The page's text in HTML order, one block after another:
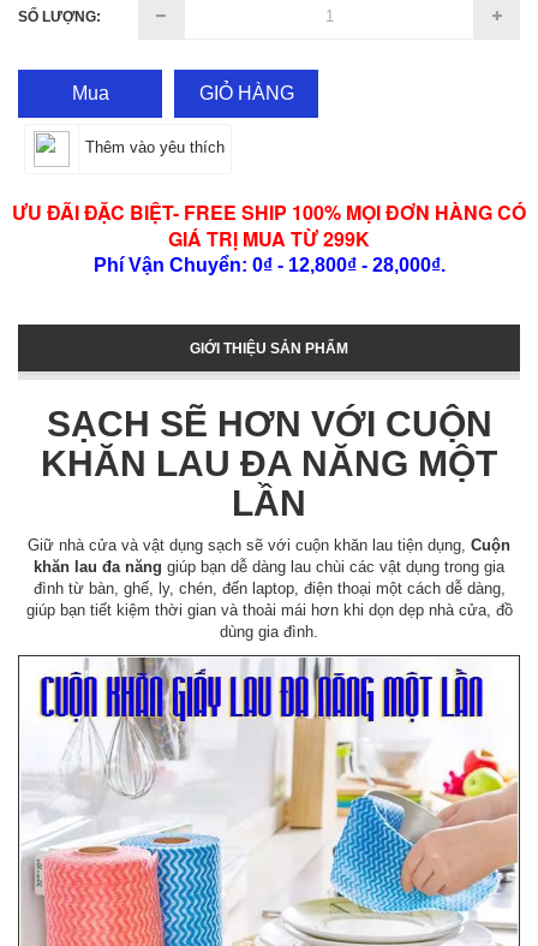
SỐ LƯỢNG:
Mua GIỎ HÀNG
Thêm vào yêu thích
ƯU ĐÃI ĐẶC BIỆT- FREE SHIP 100% MỌI ĐƠN HÀNG CÓ
GIÁ TRỊ MUA TỪ 299K
Phí Vận Chuyển: 0₫ - 12,800₫ - 28,000₫.
GIỚI THIỆU SẢN PHẨM
SẠCH SẼ HƠN VỚI CUỘN
KHĂN LAU ĐA NĂNG MỘT
LẦN
Giữ nhà cửa và vật dụng sạch sẽ với cuộn khăn lau tiện dụng, Cuộn
khăn lau đa năng giúp bạn dễ dàng lau chùi các vật dụng trong gia
đình từ bàn, ghế, ly, chén, đến laptop, điện thoại một cách dễ dàng,
giúp bạn tiết kiệm thời gian và thoải mái hơn khi dọn dẹp nhà cửa, đồ
dùng gia đình.